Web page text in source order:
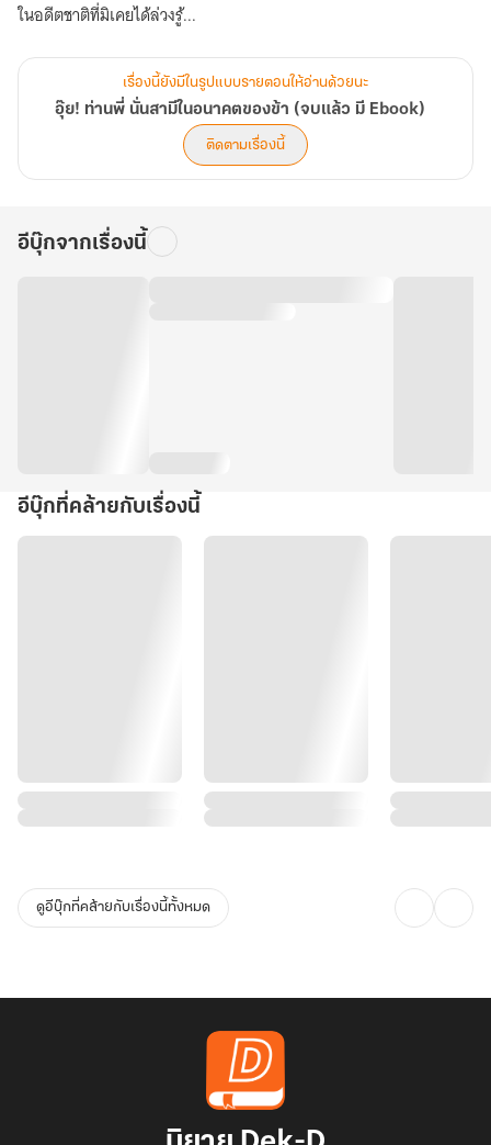
ในอดีตชาติที่มิเคยได้ล่วงรู้...
เรื่องนี้ยังมีในรูปแบบรายตอนให้อ่านด้วยนะ
อุ๊ย! ท่านพี่ นั่นสามีในอนาคตของข้า (จบแล้ว มี Ebook)
ติดตามเรื่องนี้
อีบุ๊กจากเรื่องนี้
อีบุ๊กที่คล้ายกับเรื่องนี้
ดูอีบุ๊กที่คล้ายกับเรื่องนี้ทั้งหมด